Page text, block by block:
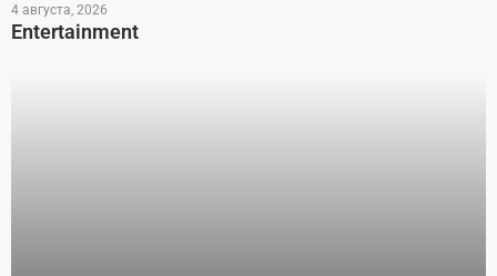
4 августа, 2026
Entertainment